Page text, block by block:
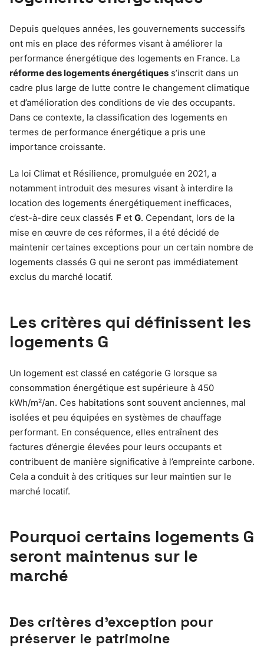
Depuis quelques années, les gouvernements successifs
ont mis en place des réformes visant à améliorer la
performance énergétique des logements en France. La
réforme des logements énergétiques s’inscrit dans un
cadre plus large de lutte contre le changement climatique
et d’amélioration des conditions de vie des occupants.
Dans ce contexte, la classification des logements en
termes de performance énergétique a pris une
importance croissante.
La loi Climat et Résilience, promulguée en 2021, a
notamment introduit des mesures visant à interdire la
location des logements énergétiquement inefficaces,
c’est-à-dire ceux classés F et G. Cependant, lors de la
mise en œuvre de ces réformes, il a été décidé de
maintenir certaines exceptions pour un certain nombre de
logements classés G qui ne seront pas immédiatement
exclus du marché locatif.
Les critères qui définissent les
logements G
Un logement est classé en catégorie G lorsque sa
consommation énergétique est supérieure à 450
kWh/m²/an. Ces habitations sont souvent anciennes, mal
isolées et peu équipées en systèmes de chauffage
performant. En conséquence, elles entraînent des
factures d’énergie élevées pour leurs occupants et
contribuent de manière significative à l’empreinte carbone.
Cela a conduit à des critiques sur leur maintien sur le
marché locatif.
Pourquoi certains logements G
seront maintenus sur le
marché
Des critères d’exception pour
préserver le patrimoine